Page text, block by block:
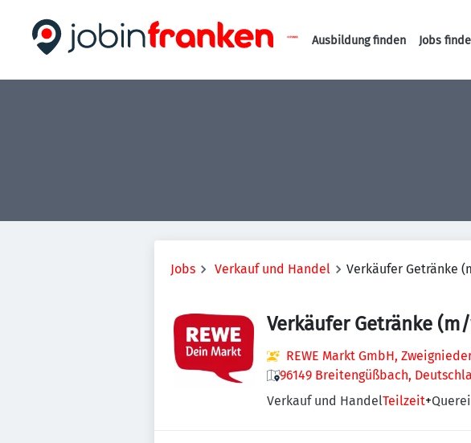
Ausbildung finden Jobs
Jobs Verkauf und Handel Verkäufer Getränke
Verkäufer Getränke
REWE Markt GmbH,
96149 Breitengüßbach,
Verkauf und HandelTeilzeit+